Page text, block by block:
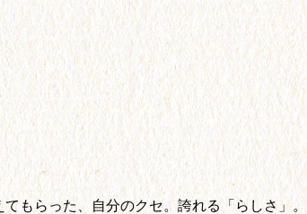
もらった、自分のクセ。誇れる「らしさ」。